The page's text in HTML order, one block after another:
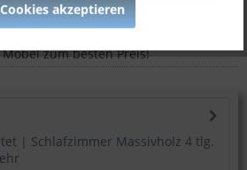
20.500.004.2.14
Möbel zum besten Preis!
| Schlafzimmer Massivholz 4 tlg.
akzeptieren